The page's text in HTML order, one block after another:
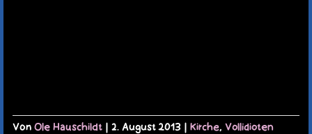
VonOle Hauschildt | 2. August 2013 | Kirche,Vollidioten